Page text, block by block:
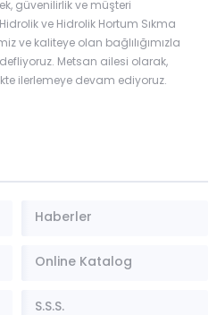
güvenilirlik ve müşteri
ve Hidrolik Hortum Sıkma
ve kaliteye olan bağlılığımızla
Metsan ailesi olarak,
ilerlemeye devam ediyoruz.
Haberler
Online Katalog
S.S.S.